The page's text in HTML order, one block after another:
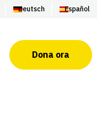
Deutsch Español
Dona ora